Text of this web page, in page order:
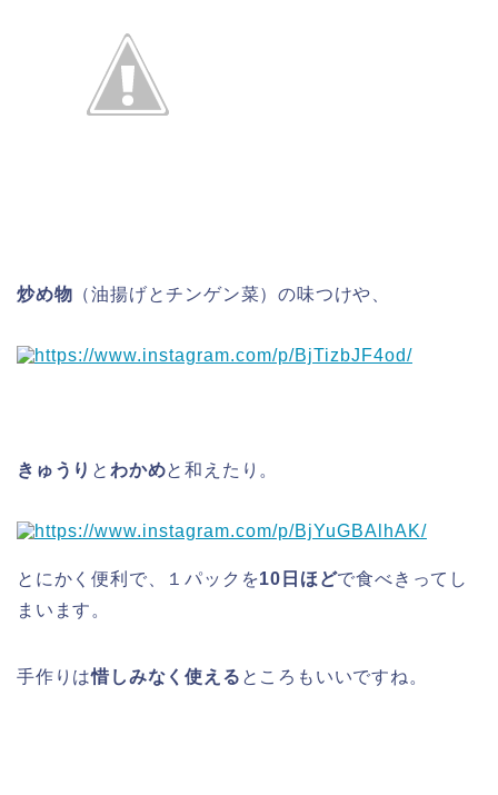
炒め物 （油揚げとチンゲン菜）の味つけや、
きゅうり と わかめと和えたり。
とにかく便利で、１パックを10日ほどで食べきってし
まいます。
手作りは惜しみなく使える ところもいいですね。